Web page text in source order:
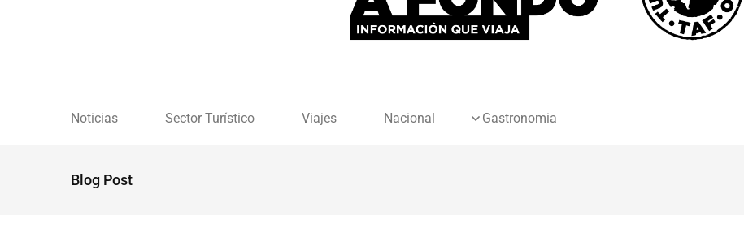
Noticias Sector Turístico Viajes Nacional Gastronomia
Blog Post